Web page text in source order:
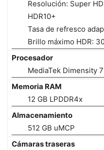
Resolución: Super
HDR10+
Tasa de refresco
Brillo máximo HDR:
Procesador
MediaTek Dimensity
Memoria RAM
12 GB LPDDR4x
Almacenamiento
512 GB uMCP
Cámaras traseras